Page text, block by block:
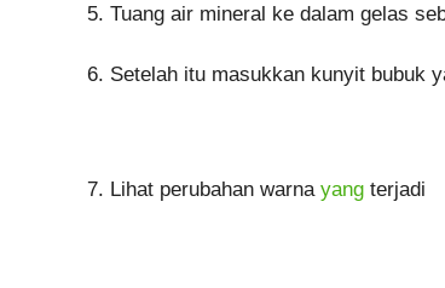
5. Tuang air mineral ke dalam gelas
6. Setelah itu masukkan kunyit bubuk
7. Lihat perubahan warna yang terjadi